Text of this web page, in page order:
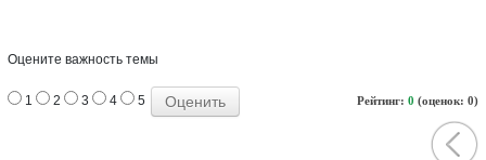
Оцените важность темы
Рейтинг: 0 (оценок: 0)
1 2 3 4 5